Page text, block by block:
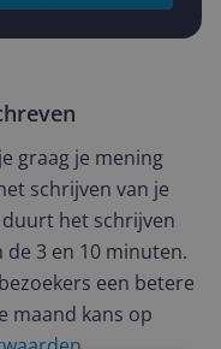
graag je mening
schrijven van je
het schrijven
3 en 10 minuten.
een betere
maand kans op